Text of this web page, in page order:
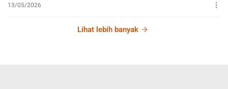
13/05/2026
Lihat lebih banyak